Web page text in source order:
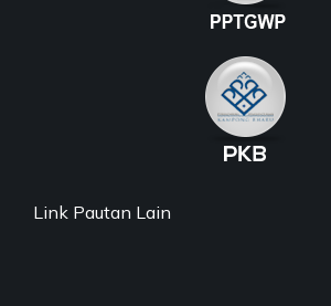
Link Pautan Lain